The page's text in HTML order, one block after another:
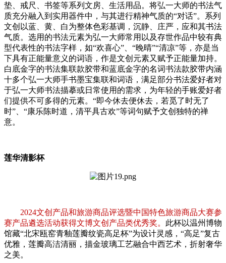
垫、戒尺、书签等系列文房、生活用品。将弘一大师的书法气
质充分融入到实用器件中，与其进行精神气质的“对话”。系列
文创以蓝、黄、白为整体色彩基调，沉静、庄严，应和其书法
气质。选用的书法元素为弘一大师常用以及存世作品中较有典
型代表性的书法字样，如“欢喜心”、“晚晴”“清凉”等，亦是当
下具有正能量意义的词语，作是文创元素又赋予正能量加持。
白底金字的书法集联款胶带和蓝底金字的名词书法款胶带内涵
十多个弘一大师手书墨宝集联和词语，满足部分书法爱好者对
于弘一大师书法描摹或日常使用的需求，为年轻的手账爱好者
们提供不可多得的元素。“即今休去便休去，若觅了时无了
时”、“康乐陈时道，清平具古欢”等词句赋予文创独特的禅
意。
莲华清影杯
2024文创产品和旅游商品评选暨中国特色旅游商品大赛参
赛产品遴选活动获得文博文创产品类优秀奖。 此杯以温州博物
馆藏“北宋瓯窑青釉莲瓣纹瓷高足杯”为设计灵感，“高足”复古
优雅，莲瓣高洁清丽，描金玻璃工艺融合中西艺术，折射奢华
之美。